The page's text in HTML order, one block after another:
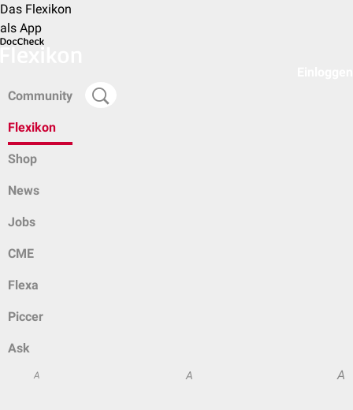
Das Flexikon
als App
Community
Flexikon
Shop
News
Jobs
CME
Flexa
Piccer
Ask
A A A